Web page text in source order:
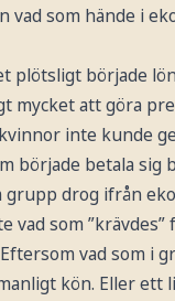
vad som hände i
plötsligt började
mycket att göra
inte kunde
började betala sig
grupp drog ifrån
vad som
vad som i
kön. Eller ett